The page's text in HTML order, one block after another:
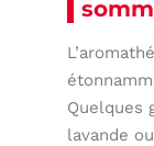
Quelques
lavande